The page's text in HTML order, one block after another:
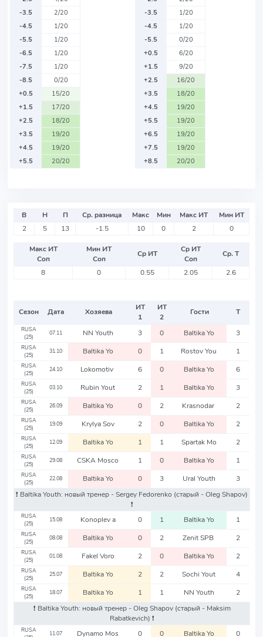
-3.5
2/20
-4.5
1/20
-5.5
1/20
-6.5
1/20
-7.5
1/20
-8.5
0/20
+0.5
15/20
+1.5
17/20
+2.5
18/20
+3.5
19/20
+4.5
19/20
+5.5
20/20
-3.5
1/20
-4.5
1/20
-5.5
0/20
+0.5
6/20
+1.5
9/20
+2.5
16/20
+3.5
18/20
+4.5
19/20
+5.5
19/20
+6.5
19/20
+7.5
19/20
+8.5
20/20
В Н П Ср. разница Макс Мин Макс ИТ
Мин ИТ
2
5 13 -1.5 10 0 2 0
Макс ИТ
Соп
Мин ИТ
Соп
Ср ИТ
Ср ИТ
Соп
Ср. Т
8
0 0.55 2.05 2.6
Сезон Дата Хозяева
ИТ
1
ИТ
2
Гости Т
RUSA
(25)
07.11 NN Youth 3 0 Baltika Yo 3
RUSA
(25)
31.10 Baltika Yo 0 1 Rostov You 1
RUSA
(25)
24.10 Lokomotiv 6 0 Baltika Yo 6
RUSA
(25)
03.10 Rubin Yout 2 1 Baltika Yo 3
RUSA
(25)
26.09 Baltika Yo 0 2 Krasnodar 2
RUSA
(25)
19.09 Krylya Sov 2 0 Baltika Yo 2
RUSA
(25)
12.09 Baltika Yo 1 1 Spartak Mo 2
RUSA
(25)
29.08 CSKA Mosco 1 0 Baltika Yo 1
RUSA
(25)
22.08 Baltika Yo 0 3 Ural Youth
3
❗️ Baltika Youth: новый тренер - Sergey Fedorenko (старый - Oleg Shapov)
❗️
RUSA
(25)
15.08 Konoplev a 0 1 Baltika Yo 1
RUSA
(25)
08.08 Baltika Yo 0 2 Zenit SPB 2
RUSA
(25)
01.08 Fakel Voro 2 0 Baltika Yo 2
RUSA
(25)
25.07 Baltika Yo 2 2 Sochi Yout 4
RUSA
(25)
18.07 Baltika Yo 1 1 NN Youth
2
❗️ Baltika Youth: новый тренер - Oleg Shapov (старый - Maksim
Rabatkevich) ❗️
RUSA
11.07 Dynamo Mos 0 0 Baltika Yo 0